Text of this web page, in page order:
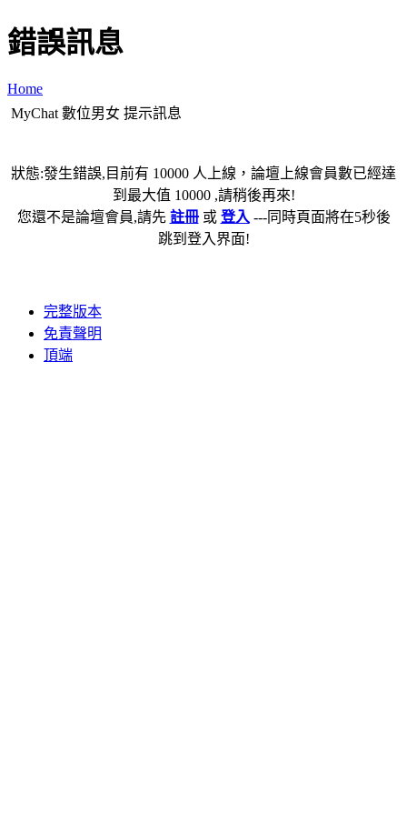
錯誤訊息
Home
MyChat 數位男女 提示訊息
狀態:發生錯誤,目前有 10000 人上線，論壇上線會員數已經達
到最大值 10000 ,請稍後再來!
您還不是論壇會員,請先 註冊或 登入 ---同時頁面將在5秒後
跳到登入界面!
完整版本
免責聲明
頂端